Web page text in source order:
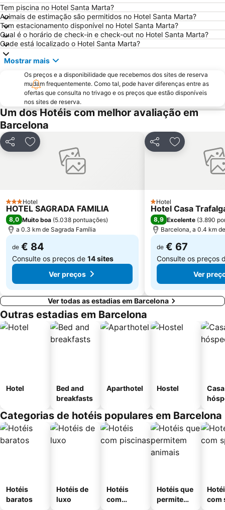
Metrô de Barcelona
Aeroport T1 Metro Station
Ciutat Vella
Catedral Basílica de Barcelona
Estació de Plaça Catalunya
Gràcia
Passeio de Gràcia
Circuit de Catalunya
El Poblenou
La Salut
Sants
Parque do Forum
Casino de Barcelona
Parque da Ciutadella
Montjuïc
Casa Batlló
Arco do Triunfo
Recinto Ferial Gran Vía
Distrito Sarrià-Sant Gervasi
Sant Martí
Mercado da Boqueria
Universidade de Barcelona
Gran Via de les Corts Catalans
Tem piscina no Hotel Santa Marta?
Animais de estimação são permitidos no Hotel Santa Marta?
Tem estacionamento disponível no Hotel Santa Marta?
Qual é o horário de check-in e check-out no Hotel Santa Marta?
Onde está localizado o Hotel Santa Marta?
Mostrar mais
Os preços e a disponibilidade que recebemos dos sites de reserva
mudam frequentemente. Como tal, pode haver diferenças entre as
ofertas que consulta no trivago e os preços que estão disponíveis
nos sites de reserva.
Um dos Hotéis com melhor avaliação em
Barcelona
PartilharAdicionar aos favoritos
3 Estrelas
Hotel
HOTEL SAGRADA FAMILIA
8,0 Muito boa (5.038 pontuações)
a 0.3 km de Sagrada Família
de € 84
Consulte os preços de 14 sites
Ver preços
PartilharAdicionar
1 Estrelas
Hotel
Hotel Casa
8,9 Excelente (3.890
Barcelona, a 0.4 km
de € 67
Consulte os preços
Ver
Ver todas as estadias em Barcelona
Outras estadias em Barcelona
Hotel
Bed and
breakfasts
Aparthotel Hostel
Categorias de hotéis populares em Barcelona
Hotéis
baratos
Hotéis de
luxo
Hotéis
com
Hotéis que
permitem
com